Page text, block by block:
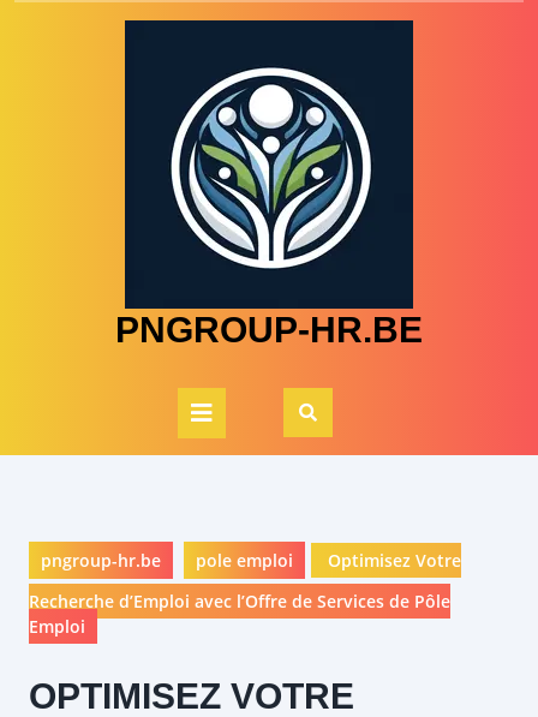
PNGROUP-HR.BE
Open
Button
pngroup-hr.be pole emploi
Optimisez Votre
Recherche d’Emploi avec l’Offre de Services de Pôle
Emploi
OPTIMISEZ VOTRE